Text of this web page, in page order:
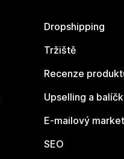
Dropshipping
Tržiště
Recenze
Upselling a
E-mailový
SEO